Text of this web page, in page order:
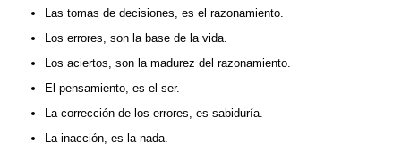
Las tomas de decisiones, es el razonamiento.
Los errores, son la base de la vida.
Los aciertos, son la madurez del razonamiento.
El pensamiento, es el ser.
La corrección de los errores, es sabiduría.
La inacción, es la nada.